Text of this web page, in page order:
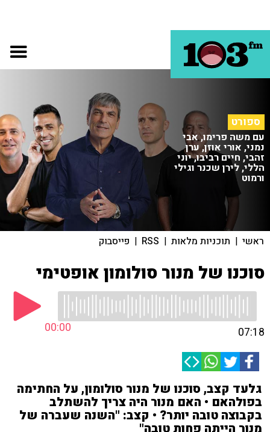
ספורט
עם משה פרימו, אבי
נמני, אורי אוזן, ערן
זהבי, חיים רביבו, יוני
הללי, לירן שכנר וגילי
ורמוט
ראשי | תוכניות מלאות |
RSS
| פייסבוק
סוכנו של מנור סולומון אופטימי
00:00 07:18
גלעד קצב, סוכנו של מנור סולומון, על החתימה
בפולהאם • האם מנור היה צריך להשתלב
בקבוצה טובה יותר? • קצב: "השנה שעברה של